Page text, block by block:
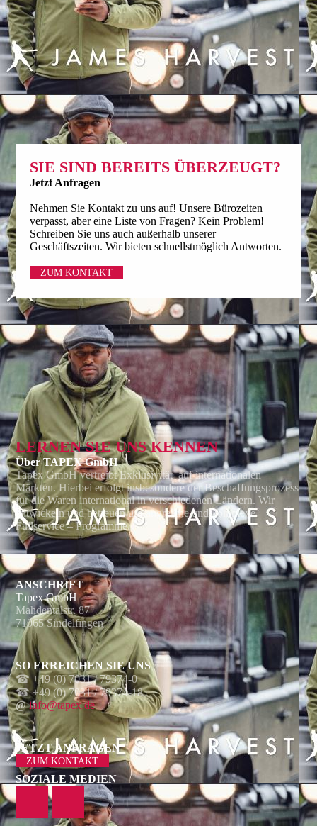
SIE SIND BEREITS ÜBERZEUGT?
Jetzt Anfragen
Nehmen Sie Kontakt zu uns auf! Unsere Bürozeiten
verpasst, aber eine Liste von Fragen? Kein Problem!
Schreiben Sie uns auch außerhalb unserer
Geschäftszeiten. Wir bieten schnellstmöglich Antworten.
ZUM KONTAKT
LERNEN SIE UNS KENNEN
Über TAPEX GmbH
Tapex GmbHvertreibt Exklusivität auf internationalen
Märkten. Hierbei erfolgt ins­beson­dere der Beschaffungsprozess
für die Waren international in verschie­denen Ländern. Wir
entwickeln und betreuen umfangreiche und komplexe
Fullservice – Programme.
ANSCHRIFT
Tapex GmbH
Mahdentalstr. 87
71065 Sindelfingen
SO ERREICHEN SIE UNS
☎ +49 (0) 7031 / 79374-0
☎+49 (0) 7031 / 79374-18
@ info@tapex.de
JETZT ANFRAGEN
ZUM KONTAKT
SOZIALE MEDIEN